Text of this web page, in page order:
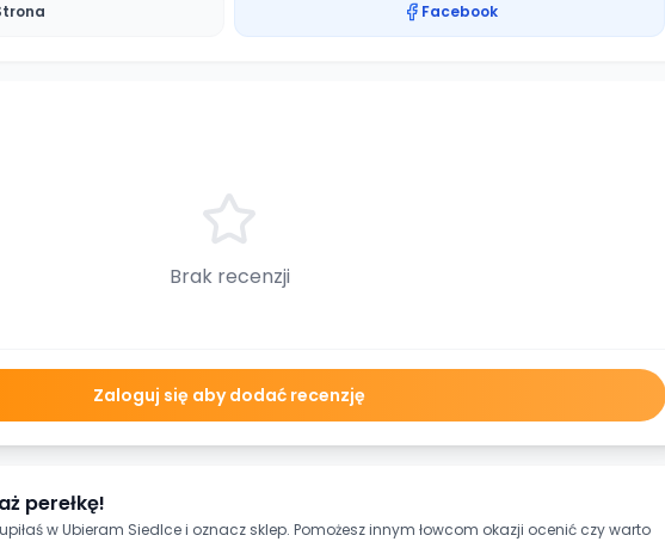
Facebook
Brak recenzji
Zaloguj się aby dodać recenzję
perełkę!
wUbieram Siedlcei oznacz sklep. Pomożesz innym łowcom okazji ocenić czy warto